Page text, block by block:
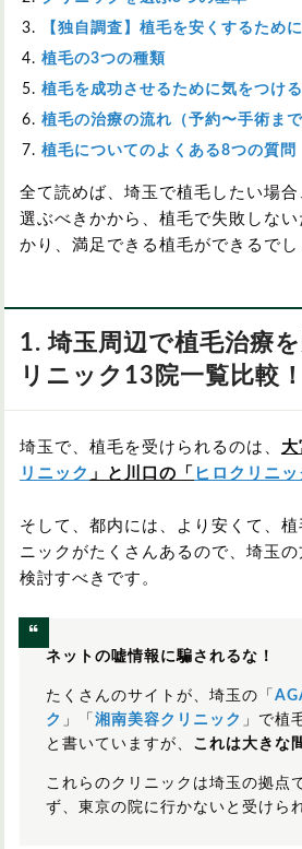
【独自調査】植毛を安くするため
植毛の3つの種類
植毛を成功させるために気をつけ
植毛の治療の流れ（予約〜手術まで
植毛についてのよくある8つの質問
全て読めば、埼玉で植毛したい場
選ぶべきかから、植毛で失敗しな
かり、満足できる植毛ができるでし
1. 埼玉周辺で植毛治療
リニック13院一覧比較！
埼玉で、植毛を受けられるのは、 大
リニック 」と川口の「 ヒロクリニッ
そして、都内には、より安くて、植
ニックがたくさんあるので、埼玉
検討すべきです。
ネットの嘘情報に騙されるな！
たくさんのサイトが、埼玉の「
ク 」「 湘南美容クリニック 」で植
と書いていますが、 これは大きな
これらのクリニックは埼玉の拠点
ず、東京の院に行かないと受けら